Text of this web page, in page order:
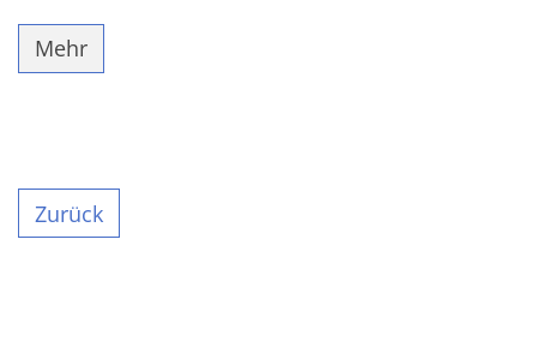
Mehr
Zurück